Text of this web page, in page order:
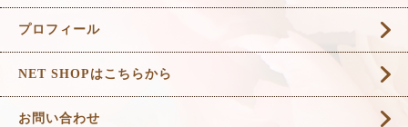
プロフィール
NET SHOPはこちらから
お問い合わせ